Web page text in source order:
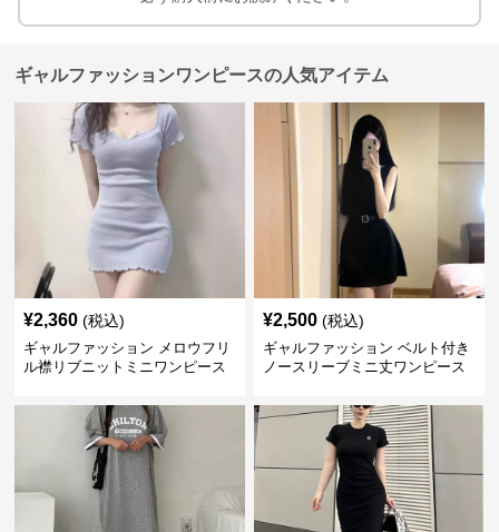
ギャルファッションワンピースの人気アイテム
¥2,360 (税込)
ギャルファッション メロウフリ
ル襟リブニットミニワンピース
¥2,500 (税込)
ギャルファッション ベルト付き
ノースリーブミニ丈ワンピース